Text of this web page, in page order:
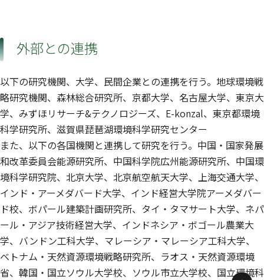
外部との連携
以下の研究機関、大学、民間企業との連携を行う。地球環境戦
略研究機関、森林総合研究所、京都大学、名古屋大学、東京大
学、みずほリサーチ&テクノロジーズ、E-konzal、東京都環境
科学研究所、滋賀県琵琶湖環境科学研究センター
また、以下の各国機関と連携して研究を行う。中国・国家発展
和改革委員会能源研究所、中国科学院広州能源研究所、中国環
境科学研究院、北京大学、北京航空航天大学、上海交通大学、
インド・アーメダバード大学、インド経営大学院アーメダバー
ド校、ボパール建築計画研究所、タイ・タマサート大学、ネパ
ール・アジア技術経営大学、インドネシア・ボゴール農業大
学、バンドン工科大学、マレーシア・マレーシア工科大学、
ベトナム・天然資源環境戦略研究所、ラオス・天然資源環境
省、韓国・国立ソウル大学校、ソウル市立大学校、国立環境科